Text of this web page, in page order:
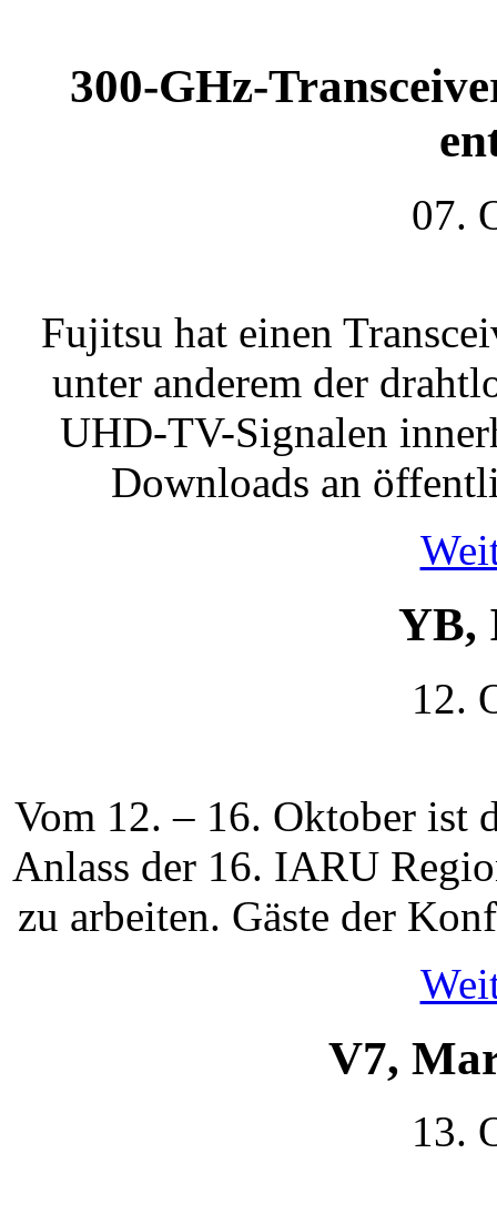
300-GHz-
07.
Fujitsu hat einen
unter anderem der
UHD-TV-Signalen
Downloads an
YB,
12.
Vom 12. – 16. Oktober ist
Anlass der 16. IARU
zu arbeiten. Gäste der
V7,
13.